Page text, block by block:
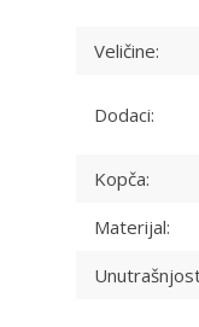
Veličine:
Dodaci:
Kopča:
Materijal: